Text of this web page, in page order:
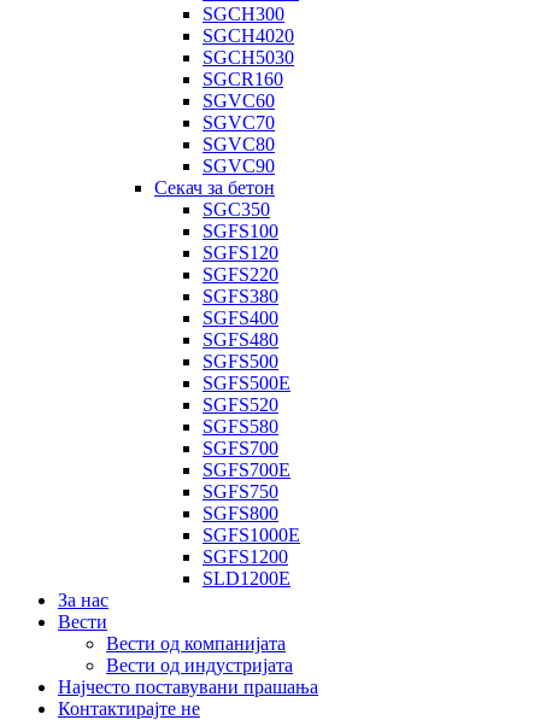
SGCH300
SGCH4020
SGCH5030
SGCR160
SGVC60
SGVC70
SGVC80
SGVC90
Секач за бетон
SGC350
SGFS100
SGFS120
SGFS220
SGFS380
SGFS400
SGFS480
SGFS500
SGFS500E
SGFS520
SGFS580
SGFS700
SGFS700E
SGFS750
SGFS800
SGFS1000E
SGFS1200
SLD1200E
За нас
Вести
Вести од компанијата
Вести од индустријата
Најчесто поставувани прашања
Контактирајте не